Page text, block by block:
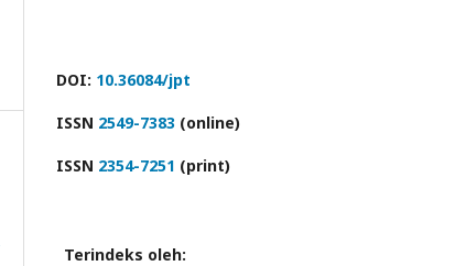
DOI: 10.36084/jpt
ISSN 2549-7383 (online)
ISSN 2354-7251 (print)
Terindeks oleh: